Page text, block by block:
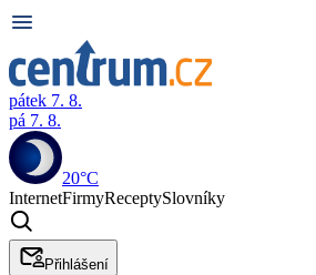
pátek 7. 8.
pá 7. 8.
20°C
InternetFirmyReceptySlovníky
Přihlášení